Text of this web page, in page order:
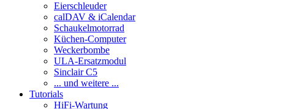
Eierschleuder
calDAV & iCalendar
Schaukelmotorrad
Küchen-Computer
Weckerbombe
ULA-Ersatzmodul
Sinclair C5
... und weitere ...
Tutorials
HiFi-Wartung